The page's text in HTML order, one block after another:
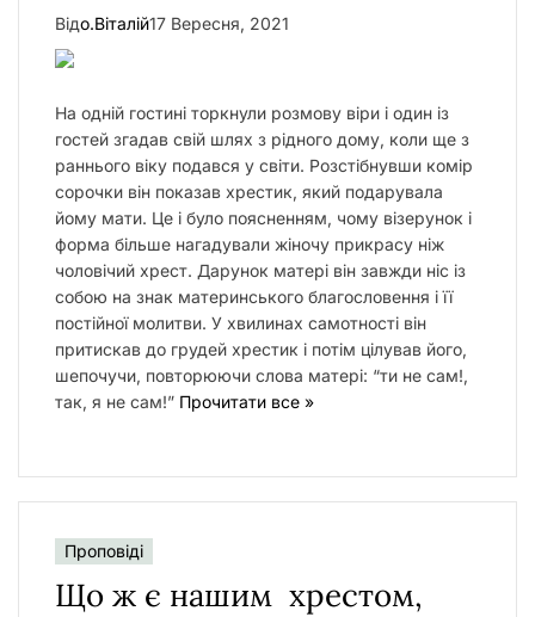
Відо.Віталій17 Вересня, 2021
На одній гостині торкнули розмову віри і один із
гостей згадав свій шлях з рідного дому, коли ще з
раннього віку подався у світи. Розстібнувши комір
сорочки він показав хрестик, який подарувала
йому мати. Це і було поясненням, чому візерунок і
форма більше нагадували жіночу прикрасу ніж
чоловічий хрест. Дарунок матері він завжди ніс із
собою на знак материнського благословення і її
постійної молитви. У хвилинах самотності він
притискав до грудей хрестик і потім цілував його,
шепочучи, повторюючи слова матері: “ти не сам!,
так, я не сам!” Прочитати все »
Проповіді
Що ж є нашим хрестом,